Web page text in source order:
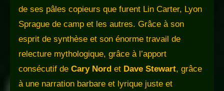
de ses pâles copieurs que furent Lin Carter, Lyon
Sprague de camp et les autres. Grâce à son
esprit de synthèse et son énorme travail de
relecture mythologique, grâce à l’apport
consécutif de Cary Nord et Dave Stewart, grâce
à une narration barbare et lyrique juste et